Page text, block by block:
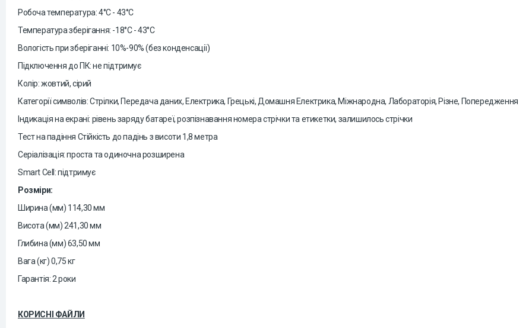
Робоча температура: 4°C - 43°C
Температура зберігання: -18°C - 43°C
Вологість при зберіганні: 10%-90% (без конденсації)
Підключення до ПК: не підтримує
Колір: жовтий, сірий
Категорії символів: Стрілки, Передача даних, Електрика, Грецькі, Домашня Електрика, Міжнародна, Лабораторія, Різне, Попередження
Індикація на екрані: рівень заряду батареї, розпізнавання номера стрічки та етикетки, залишилось стрічки
Тест на падіння Стійкість до падінь з висоти 1,8 метра
Серіалізація: проста та одиночна розширена
Smart Cell: підтримує
Розміри:
Ширина (мм) 114,30 мм
Висота (мм) 241,30 мм
Глибина (мм) 63,50 мм
Вага (кг) 0,75 кг
Гарантія: 2 роки
КОРИСНІ ФАЙЛИ